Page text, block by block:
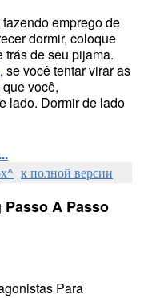
emprego de
dormir, coloque
trás de seu pijama.
, se você tentar virar as
você,
lado. Dormir de lado
к полной версии
A Passo
Para